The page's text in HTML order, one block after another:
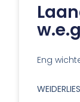
Eng